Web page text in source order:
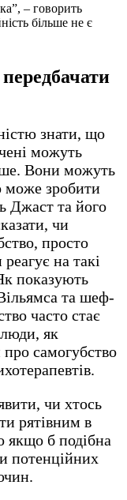
– говорить
більше не є
знати, що
можуть
Вони можуть
може зробити
Джаст та його
чи
просто
на такі
показують
та шеф-
часто стає
як
самогубство
чи хтось
рятівним в
якщо б подібна
потенційних